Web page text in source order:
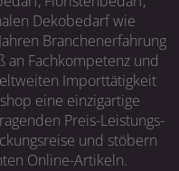
Dekobedarf wie
Branchenerfahrung
an Fachkompetenz und
Importtätigkeit
eine einzigartige
Preis-Leistungs-
und stöbern
Online-Artikeln.